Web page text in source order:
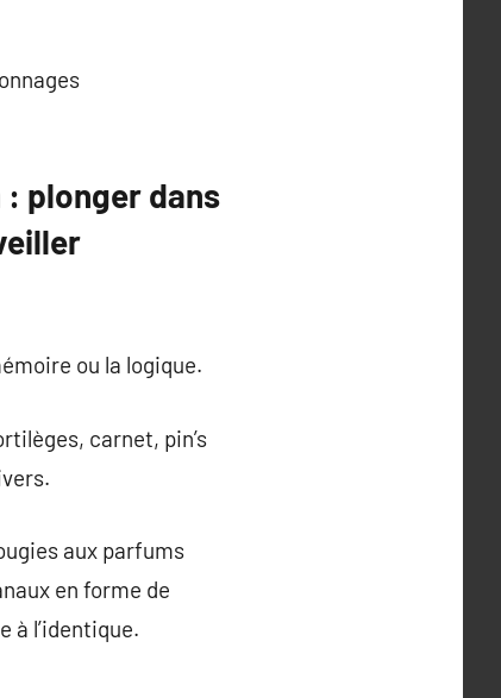
plonger dans
ou la logique.
carnet, pin’s
aux parfums
en forme de
à l’identique.